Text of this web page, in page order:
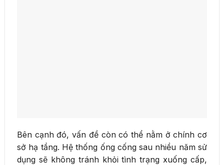
Bên cạnh đó, vấn đề còn có thể nằm ở chính cơ
sở hạ tầng. Hệ thống ống cống sau nhiều năm sử
dụng sẽ không tránh khỏi tình trạng xuống cấp,